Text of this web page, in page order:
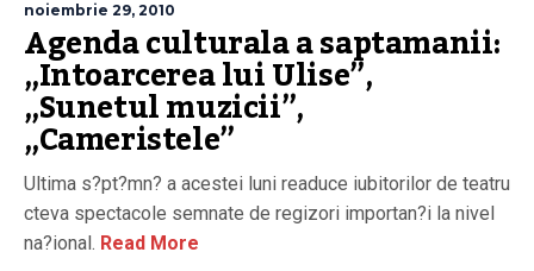
noiembrie 29, 2010
Agenda culturala a saptamanii:
„Intoarcerea lui Ulise”,
„Sunetul muzicii”,
„Cameristele”
Ultima s?pt?mn? a acestei luni readuce iubitorilor de teatru
cteva spectacole semnate de regizori importan?i la nivel
na?ional. Read More